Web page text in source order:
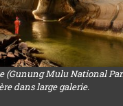
(Gunung Mulu National
dans large galerie.